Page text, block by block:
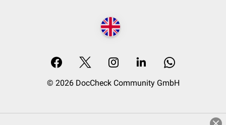
© 2026 DocCheck Community GmbH